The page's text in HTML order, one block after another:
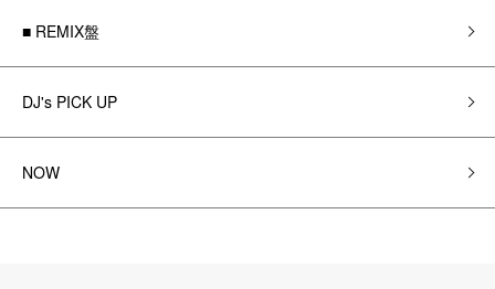
■ REMIX盤
DJ's PICK UP
NOW